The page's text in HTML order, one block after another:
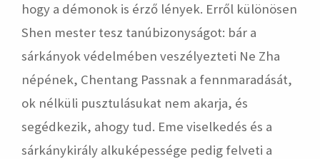
hogy a démonok is érző lények. Erről különösen
Shen mester tesz tanúbizonyságot: bár a
sárkányok védelmében veszélyezteti Ne Zha
népének, Chentang Passnak a fennmaradását,
ok nélküli pusztulásukat nem akarja, és
segédkezik, ahogy tud. Eme viselkedés és a
sárkánykirály alkuképessége pedig felveti a